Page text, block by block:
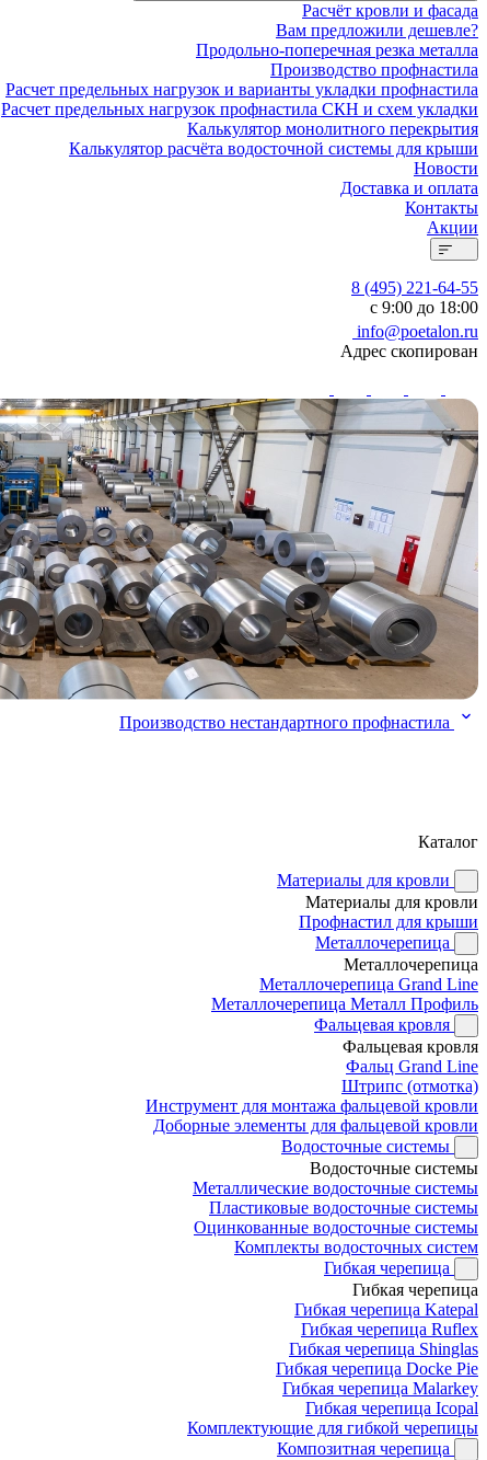
Расчёт кровли и фасада
Вам предложили дешевле?
Продольно-поперечная резка металла
Производство профнастила
Расчет предельных нагрузок и варианты укладки профнастила
Расчет предельных нагрузок профнастила СКН и схем укладки
Калькулятор монолитного перекрытия
Калькулятор расчёта водосточной системы для крыши
Новости
Доставка и оплата
Контакты
Акции
8 (495) 221-64-55
с 9:00 до 18:00
info@poetalon.ru
Адрес скопирован
Производство нестандартного профнастила
Каталог
Материалы для кровли
Материалы для кровли
Профнастил для крыши
Металлочерепица
Металлочерепица
Металлочерепица Grand Line
Металлочерепица Металл Профиль
Фальцевая кровля
Фальцевая кровля
Фальц Grand Line
Штрипс (отмотка)
Инструмент для монтажа фальцевой кровли
Доборные элементы для фальцевой кровли
Водосточные системы
Водосточные системы
Металлические водосточные системы
Пластиковые водосточные системы
Оцинкованные водосточные системы
Комплекты водосточных систем
Гибкая черепица
Гибкая черепица
Гибкая черепица Katepal
Гибкая черепица Ruflex
Гибкая черепица Shinglas
Гибкая черепица Docke Pie
Гибкая черепица Malarkey
Гибкая черепица Icopal
Комплектующие для гибкой черепицы
Композитная черепица